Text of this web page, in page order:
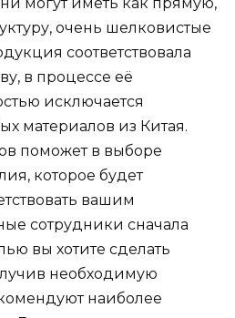
очень шелковистые
соответствовала
в процессе её
исключается
материалов из Китая.
поможет в выборе
которое будет
вашим
сотрудники сначала
вы хотите сделать
необходимую
наиболее